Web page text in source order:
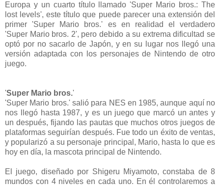
Europa y un cuarto título llamado 'Super Mario bros.: The
lost levels', este título que puede parecer una extensión del
primer 'Super Mario bros.' es en realidad el verdadero
'Super Mario bros. 2', pero debido a su extrema dificultad se
optó por no sacarlo de Japón, y en su lugar nos llegó una
versión adaptada con los personajes de Nintendo de otro
juego.
'Super Mario bros.'
'Super Mario bros.' salió para NES en 1985, aunque aquí no
nos llegó hasta 1987, y es un juego que marcó un antes y
un después, fijando las pautas que muchos otros juegos de
plataformas seguirían después. Fue todo un éxito de ventas,
y popularizó a su personaje principal, Mario, hasta lo que es
hoy en día, la mascota principal de Nintendo.
El juego, diseñado por Shigeru Miyamoto, constaba de 8
mundos con 4 niveles en cada uno. En él controlaremos a